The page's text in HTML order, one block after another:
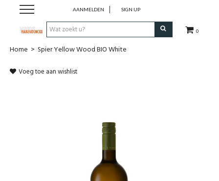
0
AANMELDEN SIGN UP
Wijnen
Home > Spier Yellow Wood BIO White
Voeg toe aan wishlist